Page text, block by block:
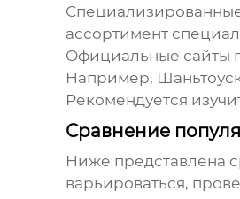
ассортимент
Официальные сайты
Например,
Рекомендуется
Сравнение
Ниже представлена
варьироваться,